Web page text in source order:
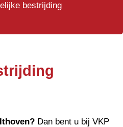
bestrijding
Dan bent u bij VKP